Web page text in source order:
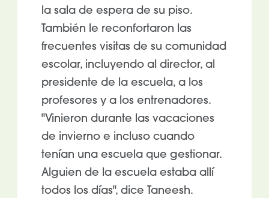
la sala de espera de su piso.
También le reconfortaron las
frecuentes visitas de su comunidad
escolar, incluyendo al director, al
presidente de la escuela, a los
profesores y a los entrenadores.
"Vinieron durante las vacaciones
de invierno e incluso cuando
tenían una escuela que gestionar.
Alguien de la escuela estaba allí
todos los días", dice Taneesh.